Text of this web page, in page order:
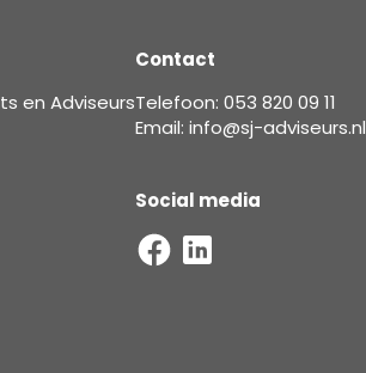
en Adviseurs
Contact
Telefoon: 053 820 09 11
Email: info@sj-adviseurs.nl
Social media